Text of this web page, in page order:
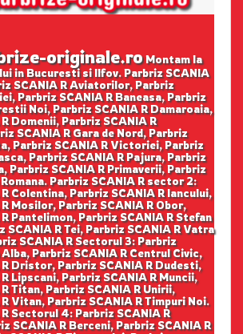
originale.roMontam la
in Bucuresti si Ilfov. Parbriz SCANIA
SCANIA R Aviatorilor, Parbriz
Parbriz SCANIA R Baneasa, Parbriz
Noi, Parbriz SCANIA R Damaroaia,
Domenii, Parbriz SCANIA R
SCANIA R Gara de Nord, Parbriz
Parbriz SCANIA R Victoriei, Parbriz
Parbriz SCANIA R Pajura, Parbriz
Parbriz SCANIA R Primaverii, Parbriz
Parbriz SCANIA R sector 2:
Colentina, Parbriz SCANIA R Iancului,
Mosilor, Parbriz SCANIA R Obor,
Pantelimon, Parbriz SCANIA R Stefan
SCANIA R Tei, Parbriz SCANIA R Vatra
SCANIA R Sectorul 3: Parbriz
Parbriz SCANIA R Centrul Civic,
Dristor, Parbriz SCANIA R Dudesti,
Lipscani, Parbriz SCANIA R Muncii,
Titan, Parbriz SCANIA R Unirii,
Vitan, Parbriz SCANIA R Timpuri Noi.
Sectorul 4: Parbriz SCANIA R
SCANIA R Berceni, Parbriz SCANIA R